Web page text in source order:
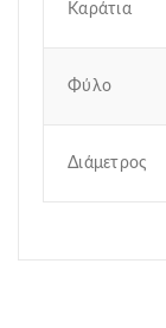
Καράτια
Φύλο
Διάμετρος